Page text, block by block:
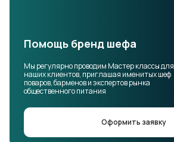
Помощь бренд шефа
Мы регулярно проводим Мастер классы для
наших клиентов, приглашая именитых шеф
поваров, барменов и экспертов рынка
общественного питания
Оформить заявку